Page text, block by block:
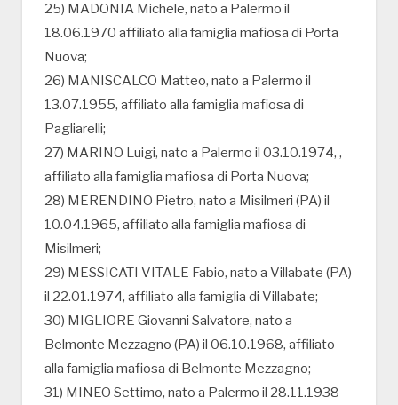
25) MADONIA Michele, nato a Palermo il
18.06.1970 affiliato alla famiglia mafiosa di Porta
Nuova;
26) MANISCALCO Matteo, nato a Palermo il
13.07.1955, affiliato alla famiglia mafiosa di
Pagliarelli;
27) MARINO Luigi, nato a Palermo il 03.10.1974, ,
affiliato alla famiglia mafiosa di Porta Nuova;
28) MERENDINO Pietro, nato a Misilmeri (PA) il
10.04.1965, affiliato alla famiglia mafiosa di
Misilmeri;
29) MESSICATI VITALE Fabio, nato a Villabate (PA)
il 22.01.1974, affiliato alla famiglia di Villabate;
30) MIGLIORE Giovanni Salvatore, nato a
Belmonte Mezzagno (PA) il 06.10.1968, affiliato
alla famiglia mafiosa di Belmonte Mezzagno;
31) MINEO Settimo, nato a Palermo il 28.11.1938